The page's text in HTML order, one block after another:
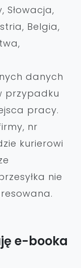
Słowacja,
Belgia,
danych
przypadku
pracy.
nr
kurierowi
nie
e-booka